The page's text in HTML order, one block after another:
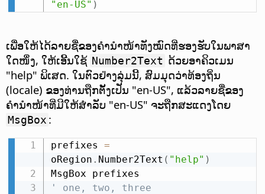
"en-US" )
ເພື່ອໃຫ້ໄດ້ລາຍຊື່ຂອງຄຳນຳໜ້າທັງໝົດທີ່ຮອງຮັບໃນພາສາ
ໃດໜຶ່ງ, ໃຫ້ເອີ້ນໃຊ້ Number2Text ດ້ວຍອາຄິວເມນ
"help" ພິເສດ. ໃນຕົວຢ່າງລຸ່ມນີ້, ສົມມຸດວ່າທ້ອງຖິ່ນ
(locale) ຂອງທ່ານຖືກຕັ້ງເປັນ "en-US", ແລ້ວລາຍຊື່ຂອງ
ຄຳນຳໜ້າທີ່ມີໃຫ້ສຳລັບ "en-US" ຈະຖືກສະແດງໂດຍ
MsgBox :
prefixes =
oRegion . Number2Text ( "help" )
' one, two, three